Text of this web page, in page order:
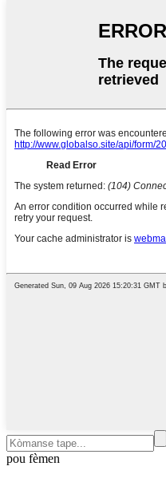
pou fèmen